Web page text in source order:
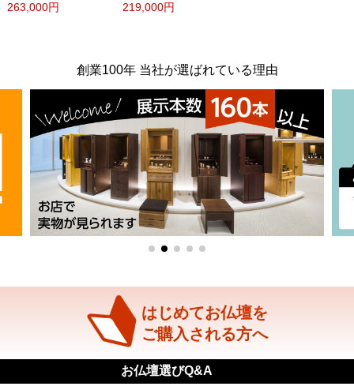
263,000円
219,000円
創業100年 当社が選ばれている理由
はじめてお仏壇を
ご購入される方へ
お仏壇選びQ&A